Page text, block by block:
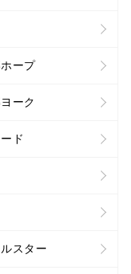
ープ
ーク
ド
スター